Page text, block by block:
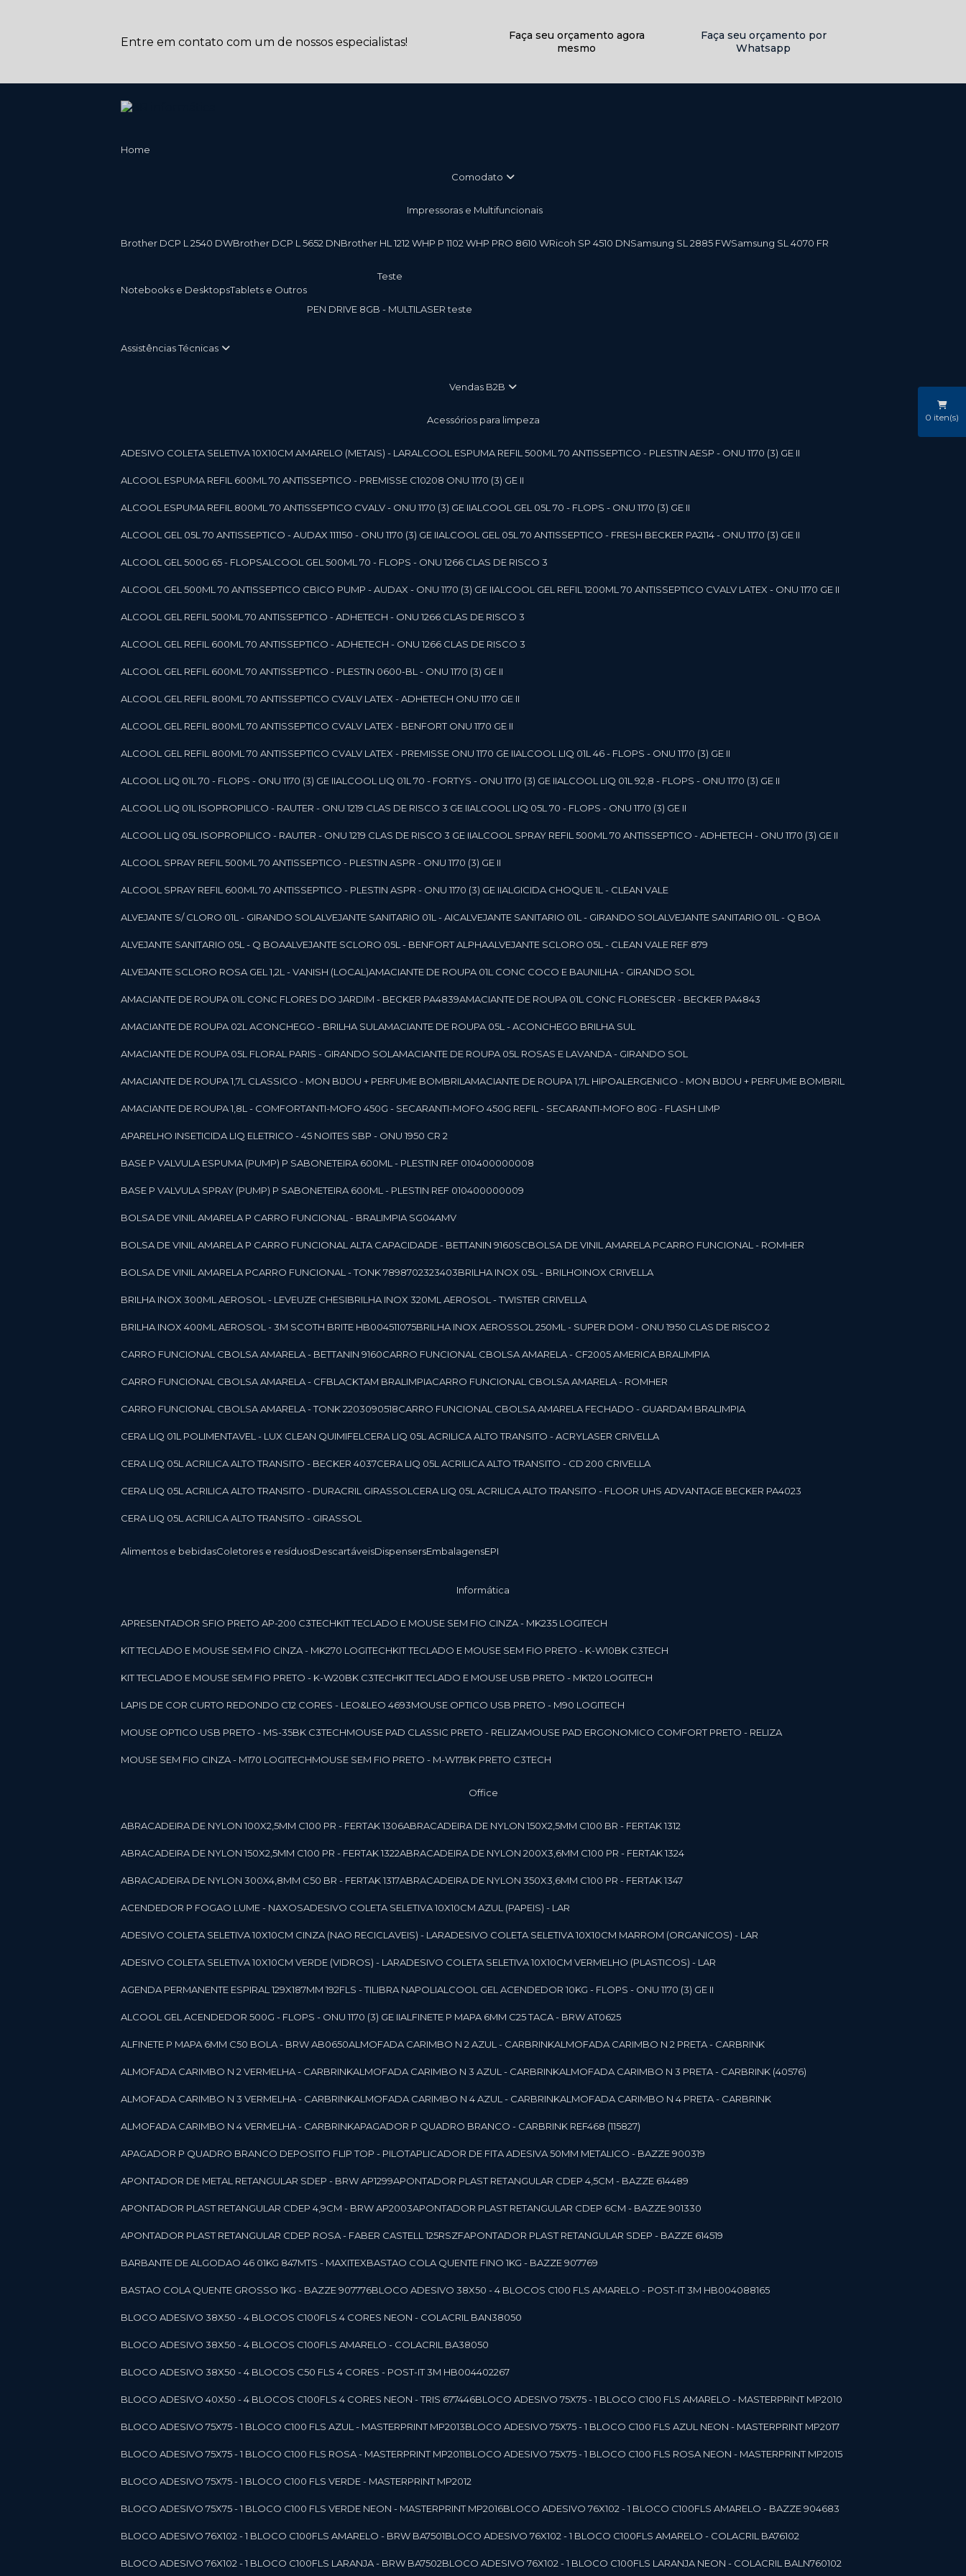
Entre em contato com um de nossos especialistas!
Faça seu orçamento agora
mesmo
Faça seu orçamento por
Whatsapp
Home
Comodato
Impressoras e Multifuncionais
Brother DCP L 2540 DW Brother DCP L 5652 DN Brother HL 1212 W HP P 1102 W HP PRO 8610 W Ricoh SP 4510 DN Samsung SL 2885 FW Samsung SL 4070 FR
Notebooks e Desktops Tablets e Outros
teste
PEN DRIVE 8GB - MULTILASER teste
Assistências Técnicas
vendas B2B
Acessórios para limpeza
ADESIVO COLETA SELETIVA 10X10CM AMARELO (METAIS) - LAR ALCOOL ESPUMA REFIL 500ML 70 ANTISSEPTICO - PLESTIN AESP - ONU 1170 (3) GE II
ALCOOL ESPUMA REFIL 600ML 70 ANTISSEPTICO - PREMISSE C10208 ONU 1170 (3) GE II
ALCOOL ESPUMA REFIL 800ML 70 ANTISSEPTICO CVALV - ONU 1170 (3) GE II ALCOOL GEL 05L 70 - FLOPS - ONU 1170 (3) GE II
ALCOOL GEL 05L 70 ANTISSEPTICO - AUDAX 111150 - ONU 1170 (3) GE II ALCOOL GEL 05L 70 ANTISSEPTICO - FRESH BECKER PA2114 - ONU 1170 (3) GE II
ALCOOL GEL 500G 65 - FLOPS ALCOOL GEL 500ML 70 - FLOPS - ONU 1266 CLAS DE RISCO 3
ALCOOL GEL 500ML 70 ANTISSEPTICO CBICO PUMP - AUDAX - ONU 1170 (3) GE II ALCOOL GEL REFIL 1200ML 70 ANTISSEPTICO CVALV LATEX - ONU 1170 GE II
ALCOOL GEL REFIL 500ML 70 ANTISSEPTICO - ADHETECH - ONU 1266 CLAS DE RISCO 3
ALCOOL GEL REFIL 600ML 70 ANTISSEPTICO - ADHETECH - ONU 1266 CLAS DE RISCO 3
ALCOOL GEL REFIL 600ML 70 ANTISSEPTICO - PLESTIN 0600-BL - ONU 1170 (3) GE II
ALCOOL GEL REFIL 800ML 70 ANTISSEPTICO CVALV LATEX - ADHETECH ONU 1170 GE II
ALCOOL GEL REFIL 800ML 70 ANTISSEPTICO CVALV LATEX - BENFORT ONU 1170 GE II
ALCOOL GEL REFIL 800ML 70 ANTISSEPTICO CVALV LATEX - PREMISSE ONU 1170 GE II ALCOOL LIQ 01L 46 - FLOPS - ONU 1170 (3) GE II
ALCOOL LIQ 01L 70 - FLOPS - ONU 1170 (3) GE II ALCOOL LIQ 01L 70 - FORTYS - ONU 1170 (3) GE II ALCOOL LIQ 01L 92,8 - FLOPS - ONU 1170 (3) GE II
ALCOOL LIQ 01L ISOPROPILICO - RAUTER - ONU 1219 CLAS DE RISCO 3 GE II ALCOOL LIQ 05L 70 - FLOPS - ONU 1170 (3) GE II
ALCOOL LIQ 05L ISOPROPILICO - RAUTER - ONU 1219 CLAS DE RISCO 3 GE II ALCOOL SPRAY REFIL 500ML 70 ANTISSEPTICO - ADHETECH - ONU 1170 (3) GE II
ALCOOL SPRAY REFIL 500ML 70 ANTISSEPTICO - PLESTIN ASPR - ONU 1170 (3) GE II
ALCOOL SPRAY REFIL 600ML 70 ANTISSEPTICO - PLESTIN ASPR - ONU 1170 (3) GE II ALGICIDA CHOQUE 1L - CLEAN VALE
ALVEJANTE S/ CLORO 01L - GIRANDO SOL ALVEJANTE SANITARIO 01L - AIC ALVEJANTE SANITARIO 01L - GIRANDO SOL ALVEJANTE SANITARIO 01L - Q BOA
ALVEJANTE SANITARIO 05L - Q BOA ALVEJANTE SCLORO 05L - BENFORT ALPHA ALVEJANTE SCLORO 05L - CLEAN VALE REF 879
ALVEJANTE SCLORO ROSA GEL 1,2L - VANISH (LOCAL) AMACIANTE DE ROUPA 01L CONC COCO E BAUNILHA - GIRANDO SOL
AMACIANTE DE ROUPA 01L CONC FLORES DO JARDIM - BECKER PA4839 AMACIANTE DE ROUPA 01L CONC FLORESCER - BECKER PA4843
AMACIANTE DE ROUPA 02L ACONCHEGO - BRILHA SUL AMACIANTE DE ROUPA 05L - ACONCHEGO BRILHA SUL
AMACIANTE DE ROUPA 05L FLORAL PARIS - GIRANDO SOL AMACIANTE DE ROUPA 05L ROSAS E LAVANDA - GIRANDO SOL
AMACIANTE DE ROUPA 1,7L CLASSICO - MON BIJOU + PERFUME BOMBRIL AMACIANTE DE ROUPA 1,7L HIPOALERGENICO - MON BIJOU + PERFUME BOMBRIL
AMACIANTE DE ROUPA 1,8L - COMFORT ANTI-MOFO 450G - SECAR ANTI-MOFO 450G REFIL - SECAR ANTI-MOFO 80G - FLASH LIMP
APARELHO INSETICIDA LIQ ELETRICO - 45 NOITES SBP - ONU 1950 CR 2
BASE P VALVULA ESPUMA (PUMP) P SABONETEIRA 600ML - PLESTIN REF 010400000008
BASE P VALVULA SPRAY (PUMP) P SABONETEIRA 600ML - PLESTIN REF 010400000009
BOLSA DE VINIL AMARELA P CARRO FUNCIONAL - BRALIMPIA SG04AMV
BOLSA DE VINIL AMARELA P CARRO FUNCIONAL ALTA CAPACIDADE - BETTANIN 9160SC BOLSA DE VINIL AMARELA PCARRO FUNCIONAL - ROMHER
BOLSA DE VINIL AMARELA PCARRO FUNCIONAL - TONK 7898702323403 BRILHA INOX 05L - BRILHOINOX CRIVELLA
BRILHA INOX 300ML AEROSOL - LEVEUZE CHESI BRILHA INOX 320ML AEROSOL - TWISTER CRIVELLA
BRILHA INOX 400ML AEROSOL - 3M SCOTH BRITE HB004511075 BRILHA INOX AEROSSOL 250ML - SUPER DOM - ONU 1950 CLAS DE RISCO 2
CARRO FUNCIONAL CBOLSA AMARELA - BETTANIN 9160 CARRO FUNCIONAL CBOLSA AMARELA - CF2005 AMERICA BRALIMPIA
CARRO FUNCIONAL CBOLSA AMARELA - CFBLACKTAM BRALIMPIA CARRO FUNCIONAL CBOLSA AMARELA - ROMHER
CARRO FUNCIONAL CBOLSA AMARELA - TONK 2203090518 CARRO FUNCIONAL CBOLSA AMARELA FECHADO - GUARDAM BRALIMPIA
CERA LIQ 01L POLIMENTAVEL - LUX CLEAN QUIMIFEL CERA LIQ 05L ACRILICA ALTO TRANSITO - ACRYLASER CRIVELLA
CERA LIQ 05L ACRILICA ALTO TRANSITO - BECKER 4037 CERA LIQ 05L ACRILICA ALTO TRANSITO - CD 200 CRIVELLA
CERA LIQ 05L ACRILICA ALTO TRANSITO - DURACRIL GIRASSOL CERA LIQ 05L ACRILICA ALTO TRANSITO - FLOOR UHS ADVANTAGE BECKER PA4023
CERA LIQ 05L ACRILICA ALTO TRANSITO - GIRASSOL
Alimentos e bebidas Coletores e resíduos Descartáveis Dispensers Embalagens EPI
Informática
APRESENTADOR SFIO PRETO AP-200 C3TECH KIT TECLADO E MOUSE SEM FIO CINZA - MK235 LOGITECH
KIT TECLADO E MOUSE SEM FIO CINZA - MK270 LOGITECH KIT TECLADO E MOUSE SEM FIO PRETO - K-W10BK C3TECH
KIT TECLADO E MOUSE SEM FIO PRETO - K-W20BK C3TECH KIT TECLADO E MOUSE USB PRETO - MK120 LOGITECH
LAPIS DE COR CURTO REDONDO C12 CORES - LEO&LEO 4693 MOUSE OPTICO USB PRETO - M90 LOGITECH
MOUSE OPTICO USB PRETO - MS-35BK C3TECH MOUSE PAD CLASSIC PRETO - RELIZA MOUSE PAD ERGONOMICO COMFORT PRETO - RELIZA
MOUSE SEM FIO CINZA - M170 LOGITECH MOUSE SEM FIO PRETO - M-W17BK PRETO C3TECH
Office
ABRACADEIRA DE NYLON 100X2,5MM C100 PR - FERTAK 1306 ABRACADEIRA DE NYLON 150X2,5MM C100 BR - FERTAK 1312
ABRACADEIRA DE NYLON 150X2,5MM C100 PR - FERTAK 1322 ABRACADEIRA DE NYLON 200X3,6MM C100 PR - FERTAK 1324
ABRACADEIRA DE NYLON 300X4,8MM C50 BR - FERTAK 1317 ABRACADEIRA DE NYLON 350X3,6MM C100 PR - FERTAK 1347
ACENDEDOR P FOGAO LUME - NAXOS ADESIVO COLETA SELETIVA 10X10CM AZUL (PAPEIS) - LAR
ADESIVO COLETA SELETIVA 10X10CM CINZA (NAO RECICLAVEIS) - LAR ADESIVO COLETA SELETIVA 10X10CM MARROM (ORGANICOS) - LAR
ADESIVO COLETA SELETIVA 10X10CM VERDE (VIDROS) - LAR ADESIVO COLETA SELETIVA 10X10CM VERMELHO (PLASTICOS) - LAR
AGENDA PERMANENTE ESPIRAL 129X187MM 192FLS - TILIBRA NAPOLI ALCOOL GEL ACENDEDOR 10KG - FLOPS - ONU 1170 (3) GE II
ALCOOL GEL ACENDEDOR 500G - FLOPS - ONU 1170 (3) GE II ALFINETE P MAPA 6MM C25 TACA - BRW AT0625
ALFINETE P MAPA 6MM C50 BOLA - BRW AB0650 ALMOFADA CARIMBO N 2 AZUL - CARBRINK ALMOFADA CARIMBO N 2 PRETA - CARBRINK
ALMOFADA CARIMBO N 2 VERMELHA - CARBRINK ALMOFADA CARIMBO N 3 AZUL - CARBRINK ALMOFADA CARIMBO N 3 PRETA - CARBRINK (40576)
ALMOFADA CARIMBO N 3 VERMELHA - CARBRINK ALMOFADA CARIMBO N 4 AZUL - CARBRINK ALMOFADA CARIMBO N 4 PRETA - CARBRINK
ALMOFADA CARIMBO N 4 VERMELHA - CARBRINK APAGADOR P QUADRO BRANCO - CARBRINK REF468 (115827)
APAGADOR P QUADRO BRANCO DEPOSITO FLIP TOP - PILOT APLICADOR DE FITA ADESIVA 50MM METALICO - BAZZE 900319
APONTADOR DE METAL RETANGULAR SDEP - BRW AP1299 APONTADOR PLAST RETANGULAR CDEP 4,5CM - BAZZE 614489
APONTADOR PLAST RETANGULAR CDEP 4,9CM - BRW AP2003 APONTADOR PLAST RETANGULAR CDEP 6CM - BAZZE 901330
APONTADOR PLAST RETANGULAR CDEP ROSA - FABER CASTELL 125RSZF APONTADOR PLAST RETANGULAR SDEP - BAZZE 614519
BARBANTE DE ALGODAO 46 01KG 847MTS - MAXITEX BASTAO COLA QUENTE FINO 1KG - BAZZE 907769
BASTAO COLA QUENTE GROSSO 1KG - BAZZE 907776 BLOCO ADESIVO 38X50 - 4 BLOCOS C100 FLS AMARELO - POST-IT 3M HB004088165
BLOCO ADESIVO 38X50 - 4 BLOCOS C100FLS 4 CORES NEON - COLACRIL BAN38050
BLOCO ADESIVO 38X50 - 4 BLOCOS C100FLS AMARELO - COLACRIL BA38050
BLOCO ADESIVO 38X50 - 4 BLOCOS C50 FLS 4 CORES - POST-IT 3M HB004402267
BLOCO ADESIVO 40X50 - 4 BLOCOS C100FLS 4 CORES NEON - TRIS 677446 BLOCO ADESIVO 75X75 - 1 BLOCO C100 FLS AMARELO - MASTERPRINT MP2010
BLOCO ADESIVO 75X75 - 1 BLOCO C100 FLS AZUL - MASTERPRINT MP2013 BLOCO ADESIVO 75X75 - 1 BLOCO C100 FLS AZUL NEON - MASTERPRINT MP2017
BLOCO ADESIVO 75X75 - 1 BLOCO C100 FLS ROSA - MASTERPRINT MP2011 BLOCO ADESIVO 75X75 - 1 BLOCO C100 FLS ROSA NEON - MASTERPRINT MP2015
BLOCO ADESIVO 75X75 - 1 BLOCO C100 FLS VERDE - MASTERPRINT MP2012
BLOCO ADESIVO 75X75 - 1 BLOCO C100 FLS VERDE NEON - MASTERPRINT MP2016 BLOCO ADESIVO 76X102 - 1 BLOCO C100FLS AMARELO - BAZZE 904683
BLOCO ADESIVO 76X102 - 1 BLOCO C100FLS AMARELO - BRW BA7501 BLOCO ADESIVO 76X102 - 1 BLOCO C100FLS AMARELO - COLACRIL BA76102
BLOCO ADESIVO 76X102 - 1 BLOCO C100FLS LARANJA - BRW BA7502 BLOCO ADESIVO 76X102 - 1 BLOCO C100FLS LARANJA NEON - COLACRIL BALN760102
0 iten(s)